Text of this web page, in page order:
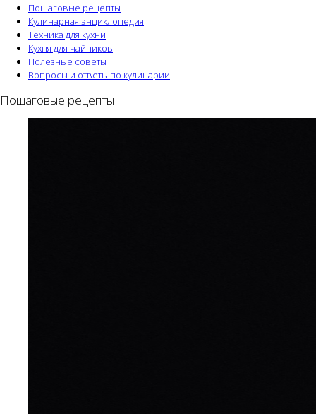
Пошаговые рецепты
Кулинарная энциклопедия
Техника для кухни
Кухня для чайников
Полезные советы
Вопросы и ответы по кулинарии
Пошаговые рецепты